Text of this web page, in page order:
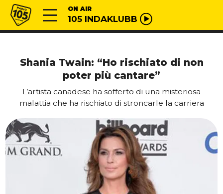
Vai al contenuto
Radio 105 ON AIR
105 INDAKLUBB
Shania Twain: “Ho rischiato di non
poter più cantare”
L’artista canadese ha sofferto di una misteriosa
malattia che ha rischiato di stroncarle la carriera